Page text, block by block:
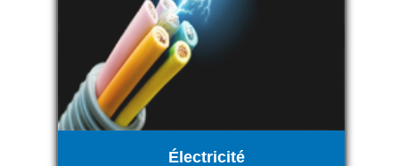
Électricité